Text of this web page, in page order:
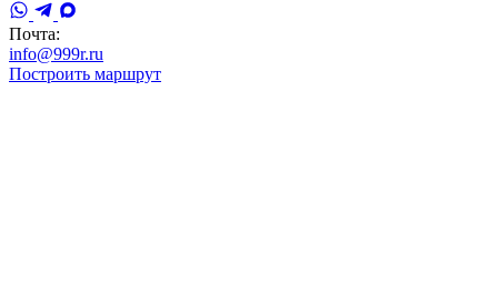
Почта:
info@999r.ru
Построить маршрут